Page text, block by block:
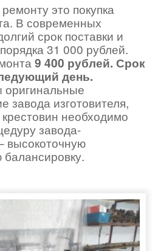
это покупка
В современных
срок поставки и
31 000 рублей.
9 400 рублей. Срок
день.
оригинальные
завода изготовителя,
необходимо
завода-
высокоточную